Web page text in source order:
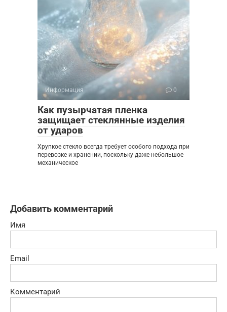
Информация 0
Как пузырчатая пленка
защищает стеклянные изделия
от ударов
Хрупкое стекло всегда требует особого подхода при
перевозке и хранении, поскольку даже небольшое
механическое
Добавить комментарий
Имя
Email
Комментарий